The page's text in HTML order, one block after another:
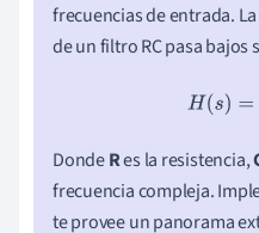
frecuencias de entrada.
de un filtro RC pasa bajos
H( s)=
DondeRes la resistencia,
frecuencia compleja.
te provee un panorama